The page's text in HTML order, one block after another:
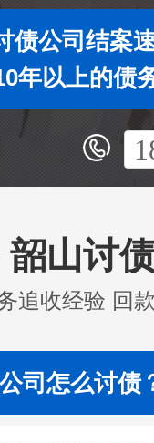
债公司结案
年以上的债
韶山讨
追收经验 回
司怎么讨债